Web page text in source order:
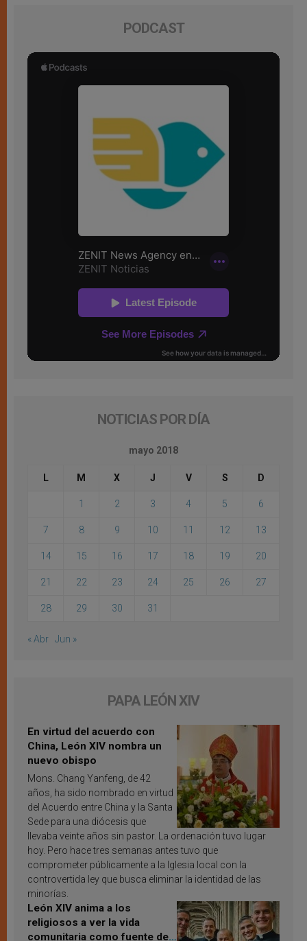
PODCAST
NOTICIAS POR DÍA
mayo 2018
L M X J V S D
1 2 3 4 5 6
7 8 9 10 11 12 13
14 15 16 17 18 19 20
21 22 23 24 25 26 27
28 29 30 31
« Abr Jun »
PAPA LEÓN XIV
En virtud del acuerdo con
China, León XIV nombra un
nuevo obispo
Mons. Chang Yanfeng, de 42
años, ha sido nombrado en virtud
del Acuerdo entre China y la Santa
Sede para una diócesis que
llevaba veinte años sin pastor. La ordenación tuvo lugar
hoy. Pero hace tres semanas antes tuvo que
comprometer públicamente a la Iglesia local con la
controvertida ley que busca eliminar la identidad de las
minorías.
León XIV anima a los
religiosos a ver la vida
comunitaria como fuente de